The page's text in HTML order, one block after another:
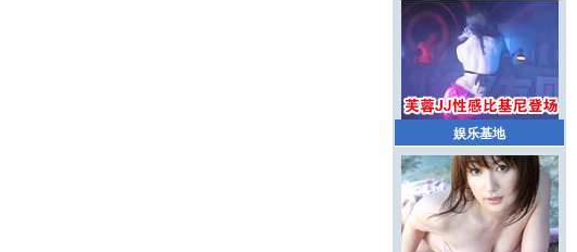
娱乐基地